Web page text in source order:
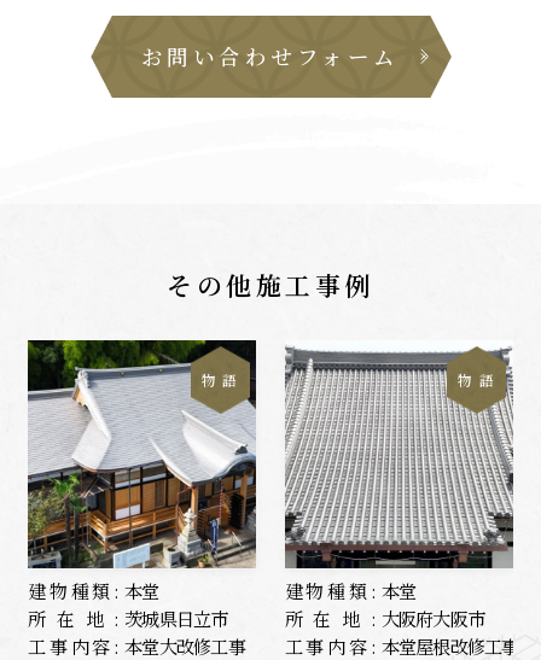
お問い合わせフォーム
その他施工事例
物 語
建物種類: 本堂
所在地: 茨城県日立市
工事内容: 本堂大改修工事
物 語
建物種類: 本堂
所在地: 大阪府大阪市
工事内容: 本堂屋根改修工事